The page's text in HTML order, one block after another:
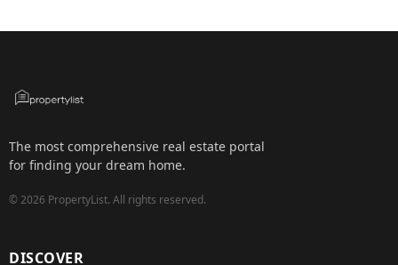
The most comprehensive real estate portal
for finding your dream home.
©2026 PropertyList. All rights reserved.
DISCOVER